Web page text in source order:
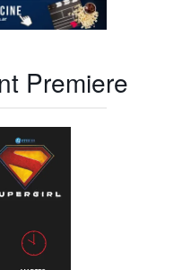
Premiere